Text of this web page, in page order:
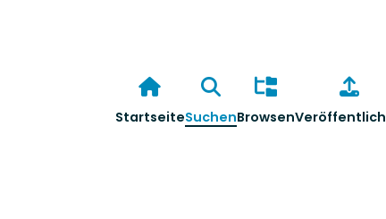
StartseiteSuchenBrowsen